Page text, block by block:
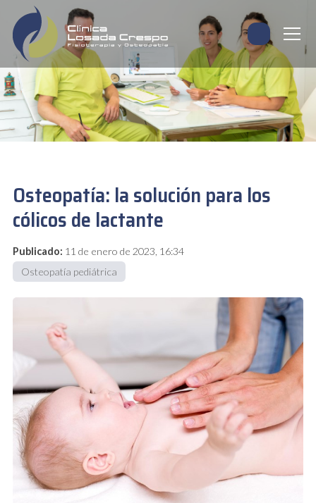
Osteopatía: la solución para los
cólicos de lactante
Publicado: 11 de enero de 2023, 16:34
Osteopatía pediátrica